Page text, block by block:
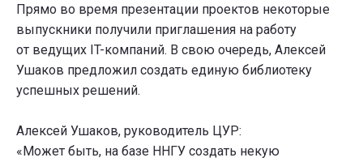
Прямо во время презентации проектов некоторые
выпускники получили приглашения на работу
от ведущих IT-компаний. В свою очередь, Алексей
Ушаков предложил создать единую библиотеку
успешных решений.
Алексей Ушаков, руководитель ЦУР:
«Может быть, на базе ННГУ создать некую